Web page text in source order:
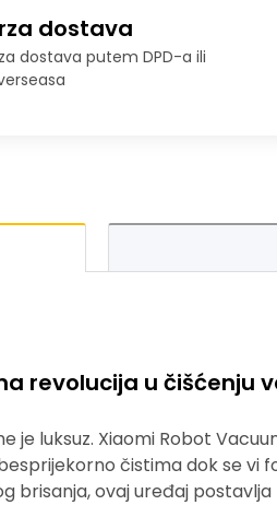
dostava
dostava putem DPD-a ili
revolucija u čišćenju
je luksuz. Xiaomi Robot
čistima dok se vi
brisanja, ovaj uređaj